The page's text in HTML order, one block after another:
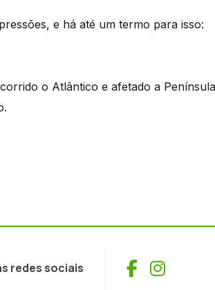
e há até um termo para isso:
o Atlântico e afetado a Península
redes sociais Facebook